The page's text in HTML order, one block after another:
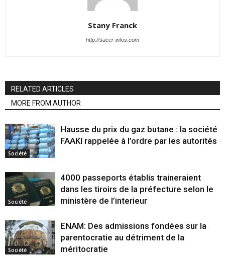
Stany Franck
http://sacer-infos.com
RELATED ARTICLES
MORE FROM AUTHOR
Société
Hausse du prix du gaz butane : la société
FAAKI rappelée à l’ordre par les autorités
Société
4000 passeports établis traineraient
dans les tiroirs de la préfecture selon le
ministère de l’interieur
Société
ENAM: Des admissions fondées sur la
parentocratie au détriment de la
méritocratie